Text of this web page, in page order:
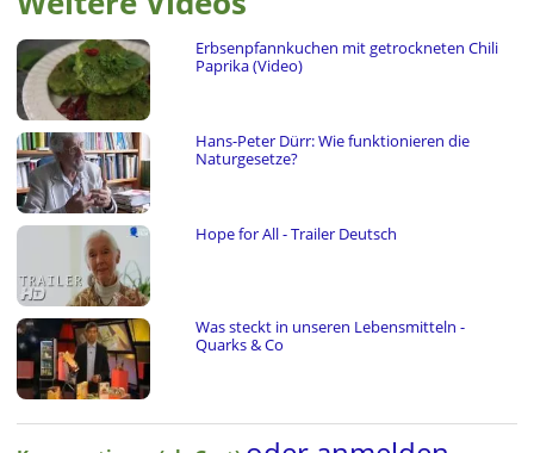
Erbsenpfannkuchen mit getrockneten Chili
Paprika (Video)
Hans-Peter Dürr: Wie funktionieren die
Naturgesetze?
Hope for All - Trailer Deutsch
Was steckt in unseren Lebensmitteln -
Quarks & Co